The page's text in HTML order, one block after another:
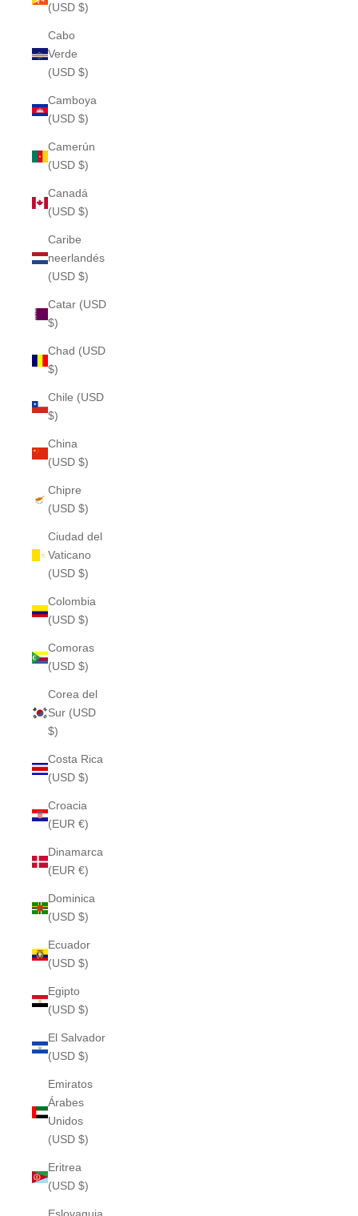
(USD $)
Cabo
Verde
(USD $)
Camboya
(USD $)
Camerún
(USD $)
Canadá
(USD $)
Caribe
neerlandés
(USD $)
Catar (USD
$)
Chad (USD
$)
Chile (USD
$)
China
(USD $)
Chipre
(USD $)
Ciudad del
Vaticano
(USD $)
Colombia
(USD $)
Comoras
(USD $)
Corea del
Sur (USD
$)
Costa Rica
(USD $)
Croacia
(EUR €)
Dinamarca
(EUR €)
Dominica
(USD $)
Ecuador
(USD $)
Egipto
(USD $)
El Salvador
(USD $)
Emiratos
Árabes
Unidos
(USD $)
Eritrea
(USD $)